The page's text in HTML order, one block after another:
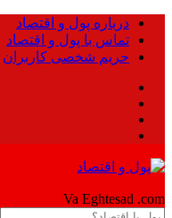
درباره پول و اقتصاد
تماس با پول و اقتصاد
حریم شخصی کاربران
Va Eghtesad .com